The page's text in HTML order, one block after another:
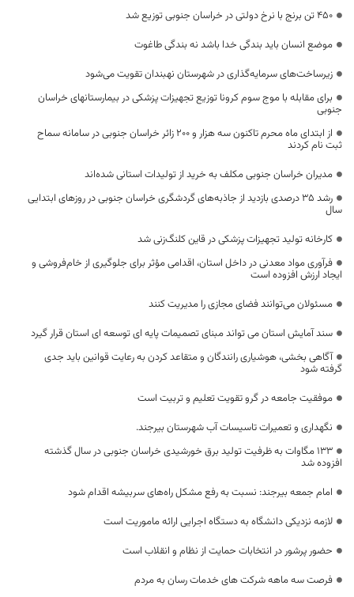
۴۵۰ تن برنج با نرخ دولتی در خراسان جنوبی توزیع شد
موضع انسان باید بندگی خدا باشد نه بندگی طاغوت
زیرساخت‌های سرمایه‌گذاری در شهرستان نهبندان تقویت می‌شود
برای مقابله با موج سوم کرونا توزیع تجهیزات پزشکی در بیمارستانهای خراسان
جنوبی
از ابتدای ماه محرم تاکنون سه هزار و ۲۰۰ زائر خراسان جنوبی در سامانه سماح
ثبت نام کردند
مدیران خراسان جنوبی مکلف به خرید از تولیدات استانی شده‌اند
رشد 35 درصدی بازدید از جاذبه‌های گردشگری خراسان ‌جنوبی در روزهای ابتدایی
سال
کارخانه تولید تجهیزات پزشکی در قاین کلنگ‌زنی شد
فرآوری مواد معدنی در داخل استان، اقدامی مؤثر برای جلوگیری از خام‌فروشی و
ایجاد ارزش افزوده است
مسئولان می‌توانند فضای مجازی را مدیریت کنند
سند آمایش استان می تواند مبنای تصمیمات پایه ای توسعه ای استان قرار گیرد
آگاهی بخشی، هوشیاری رانندگان و متقاعد کردن به رعایت قوانین باید جدی
گرفته شود
موفقیت جامعه در گرو تقویت تعلیم و تربیت است
نگهداری و تعمیرات تاسیسات آب شهرستان بیرجند.
۱۳۳ مگاوات به ظرفیت تولید برق خورشیدی خراسان جنوبی در سال گذشته
افزوده شد
امام جمعه بیرجند: نسبت به رفع مشکل راه‌های سربیشه اقدام شود
لازمه نزدیکی دانشگاه به دستگاه اجرایی ارائه ماموریت است
حضور پرشور در انتخابات حمایت از نظام و انقلاب است
فرصت سه ماهه شرکت های خدمات رسان به مردم